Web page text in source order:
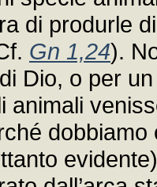
di produrle
Gn 1,24).
Dio, o per
animali